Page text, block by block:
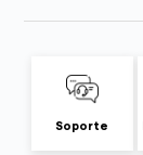
Soporte